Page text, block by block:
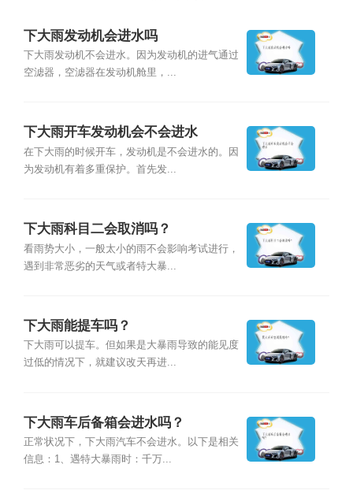
下大雨发动机会进水吗
下大雨发动机不会进水。因为发动机的进气通过
空滤器，空滤器在发动机舱里，...
下大雨开车发动机会不会进水
在下大雨的时候开车，发动机是不会进水的。因
为发动机有着多重保护。首先发...
下大雨科目二会取消吗？
看雨势大小，一般太小的雨不会影响考试进行，
遇到非常恶劣的天气或者特大暴...
下大雨能提车吗？
下大雨可以提车。但如果是大暴雨导致的能见度
过低的情况下，就建议改天再进...
下大雨车后备箱会进水吗？
正常状况下，下大雨汽车不会进水。以下是相关
信息：1、遇特大暴雨时：千万...